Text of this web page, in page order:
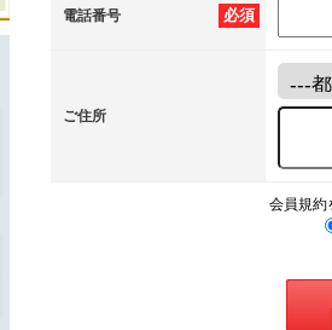
必須
電話番号
ご住所
会員規約